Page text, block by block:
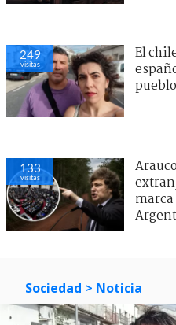
249
visitas
El
133
visitas
Sociedad > Noticia